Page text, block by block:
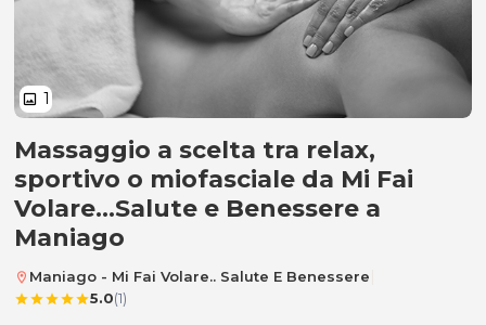
image 1
Massaggio a scelta tra relax,
Massaggio a scelta tra relax,
sportivo o miofasciale da Mi Fai
Volare...Salute e Benessere a
Maniago
location_on Maniago - Mi Fai Volare.. Salute E Benessere
starstarstarstarstar5.0(1)